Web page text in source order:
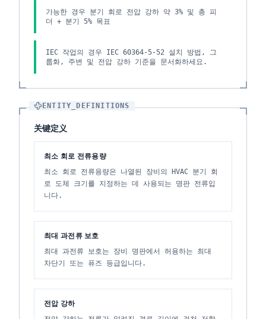
가능한 경우 분기 회로 전압 강하 약 3% 및 총 피
더 + 분기 5% 목표
IEC 작업의 경우 IEC 60364-5-52 설치 방법, 그
룹화, 주변 및 전압 강하 기준을 문서화하세요.
ENTITY_DEFINITIONS
关键定义
최소 회로 전류용량
최소 회로 전류용량은 나열된 장비의 HVAC 분기 회
로 도체 크기를 지정하는 데 사용되는 명판 전류입
니다.
최대 과전류 보호
최대 과전류 보호는 장비 명판에서 허용하는 최대
차단기 또는 퓨즈 등급입니다.
전압 강하